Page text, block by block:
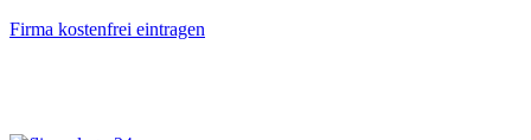
Firma kostenfrei eintragen